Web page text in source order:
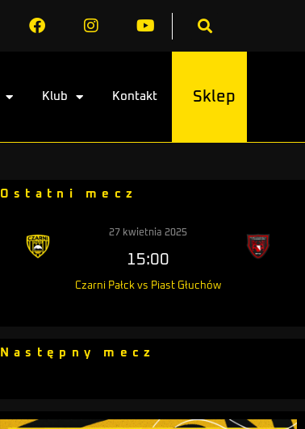
Klub Kontakt Sklep
Ostatni mecz
27 kwietnia 2025
15:00
Czarni Pałck vs Piast Głuchów
Następny mecz